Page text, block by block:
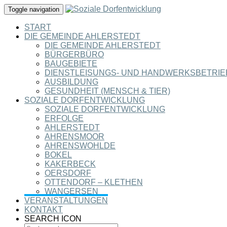
Toggle navigation
START
DIE GEMEINDE AHLERSTEDT
DIE GEMEINDE AHLERSTEDT
BÜRGERBÜRO
BAUGEBIETE
DIENSTLEISUNGS- UND
AUSBILDUNG
GESUNDHEIT (MENSCH & TIER)
SOZIALE DORFENTWICKLUNG
SOZIALE DORFENTWICKLUNG
ERFOLGE
AHLERSTEDT
AHRENSMOOR
AHRENSWOHLDE
BOKEL
KAKERBECK
OERSDORF
OTTENDORF – KLETHEN
WANGERSEN
VERANSTALTUNGEN
KONTAKT
SEARCH ICON